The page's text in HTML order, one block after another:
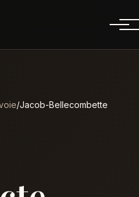
/Jacob-Bellecombette